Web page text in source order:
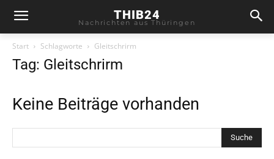
THIB24
Nachrichten aus Thüringen
Start Schlagworte Gleitschrirm
Tag: Gleitschrirm
Keine Beiträge vorhanden